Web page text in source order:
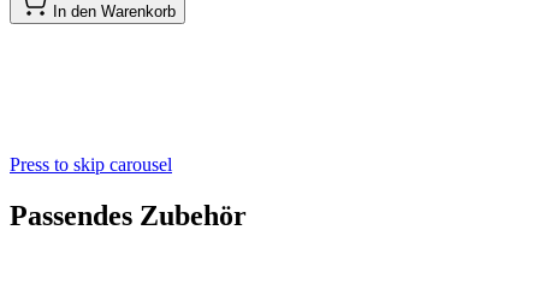
In den Warenkorb
Press to skip carousel
Passendes Zubehör